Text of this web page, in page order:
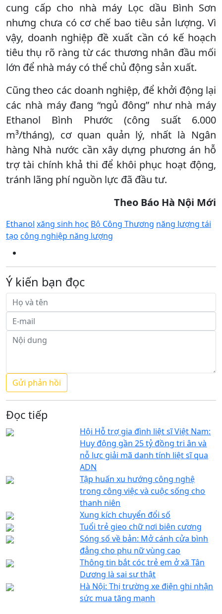
cung cấp cho nhà máy Lọc dầu Bình Sơn
nhưng chưa có cơ chế bao tiêu sản lượng. Vì
vậy, doanh nghiệp đề xuất cần có kế hoạch
tiêu thụ rõ ràng từ các thương nhân đầu mối
lớn để nhà máy có thể chủ động sản xuất.
Cũng theo các doanh nghiệp, để khởi động lại
các nhà máy đang “ngủ đông” như nhà máy
Ethanol Bình Phước (công suất 6.000
m³/tháng), cơ quan quản lý, nhất là Ngân
hàng Nhà nước cần xây dựng phương án hỗ
trợ tài chính khả thi để khôi phục hoạt động,
tránh lãng phí nguồn lực đã đầu tư.
Theo Báo Hà Nội Mới
Ethanol xăng sinh học Bộ Công Thương năng lượng tái
tạo công nghiệp năng lượng
Ý kiến bạn đọc
Đọc tiếp
Hội Hỗ trợ gia đình liệt sĩ Việt Nam:
Huy động gần 25 tỷ đồng tri ân và
nỗ lực giải mã danh tính liệt sĩ qua
ADN
Tập huấn xu hướng công nghệ
trong công việc và cuộc sống cho
thanh niên
Xung kích chuyển đổi số
Tuổi trẻ gieo chữ nơi biên cương
Sóng số về bản: Mở cánh cửa bình
đẳng cho phụ nữ vùng cao
Thông tin bắt cóc trẻ em ở xã Tân
Dương là sai sự thật
Hà Nội: Thị trường xe điện ghi nhận
sức mua tăng mạnh